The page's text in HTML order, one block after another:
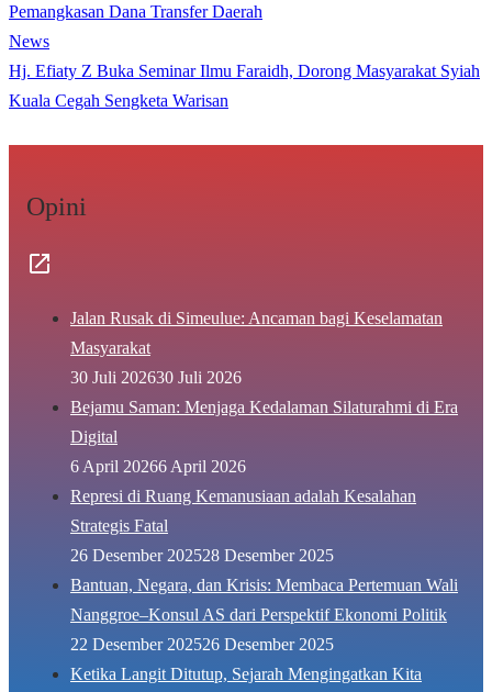
Pemangkasan Dana Transfer Daerah
News
Hj. Efiaty Z Buka Seminar Ilmu Faraidh, Dorong Masyarakat Syiah
Kuala Cegah Sengketa Warisan
Opini
Jalan Rusak di Simeulue: Ancaman bagi Keselamatan
Masyarakat
30 Juli 202630 Juli 2026
Bejamu Saman: Menjaga Kedalaman Silaturahmi di Era
Digital
6 April 20266 April 2026
Represi di Ruang Kemanusiaan adalah Kesalahan
Strategis Fatal
26 Desember 202528 Desember 2025
Bantuan, Negara, dan Krisis: Membaca Pertemuan Wali
Nanggroe–Konsul AS dari Perspektif Ekonomi Politik
22 Desember 202526 Desember 2025
Ketika Langit Ditutup, Sejarah Mengingatkan Kita